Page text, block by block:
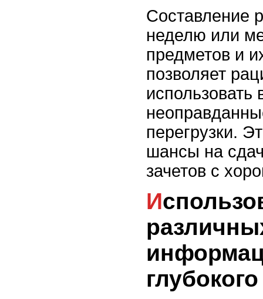
Составление
неделю или
предметов и
позволяет
перегрузки.
шансы на
зачетов с
Использование